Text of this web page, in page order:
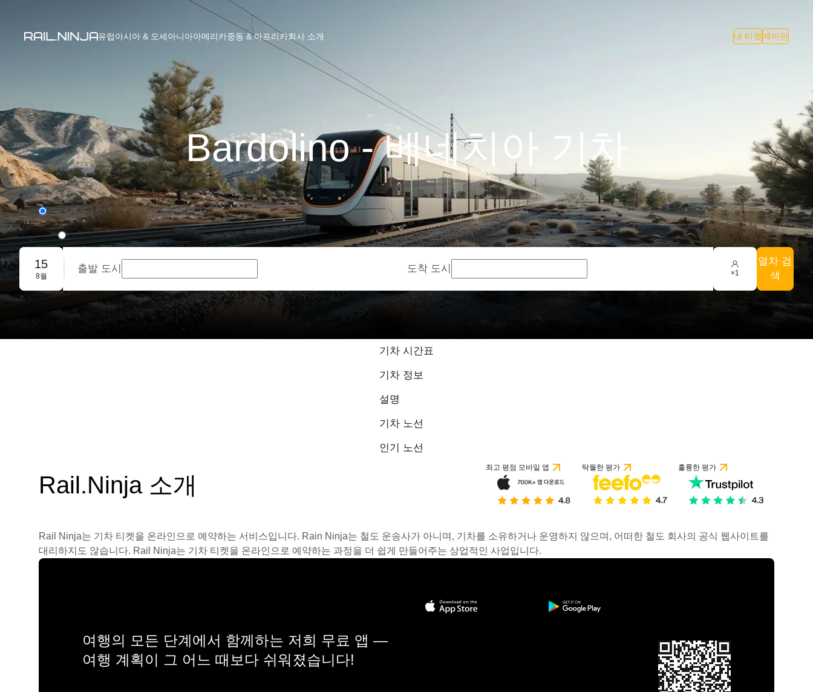
유럽아시아 & 오세아니아아메리카중동 & 아프리카회사 소개 내 티켓 제어판
Bardolino - 베네치아 기차
편도
왕복
단체 예약
15
8월
출발 도시 도착 도시 ×1
열차 검
색
기차 시간표
기차 정보
설명
기차 노선
인기 노선
Rail.Ninja 소개
최고 평점 모바일 앱 탁월한 평가 훌륭한 평가
Rail Ninja는 기차 티켓을 온라인으로 예약하는 서비스입니다. Rain Ninja는 철도 운송사가 아니며, 기차를 소유하거나 운영하지 않으며, 어떠한 철도 회사의 공식 웹사이트를
대리하지도 않습니다. Rail Ninja는 기차 티켓을 온라인으로 예약하는 과정을 더 쉽게 만들어주는 상업적인 사업입니다.
여행의 모든 단계에서 함께하는 저희 무료 앱 —
여행 계획이 그 어느 때보다 쉬워졌습니다!